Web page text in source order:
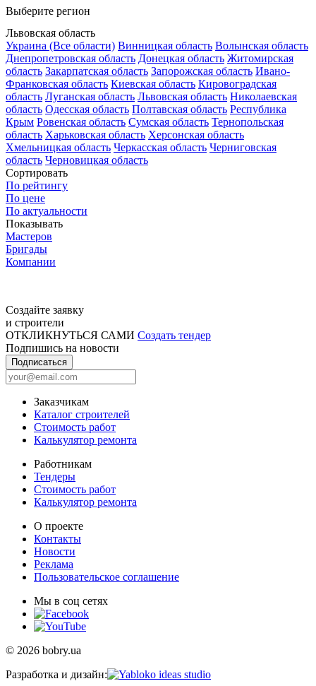
Выберите регион
Львовская область
Украина (Все области) Винницкая область Волынская область
Днепропетровская область Донецкая область Житомирская
область Закарпатская область Запорожская область Ивано-
Франковская область Киевская область Кировоградская
область Луганская область Львовская область Николаевская
область Одесская область Полтавская область Республика
Крым Ровенская область Сумская область Тернопольская
область Харьковская область Херсонская область
Хмельницкая область Черкасская область Черниговская
область Черновицкая область
Сортировать
По рейтингу
По цене
По актуальности
Показывать
Мастеров
Бригады
Компании
Создайте заявку
и строители
ОТКЛИКНУТЬСЯ САМИ Создать тендер
Подпишись на новости
Подписаться
Заказчикам
Каталог строителей
Стоимость работ
Калькулятор ремонта
Работникам
Тендеры
Стоимость работ
Калькулятор ремонта
О проекте
Контакты
Новости
Реклама
Пользовательское соглашение
Мы в соц сетях
© 2026 bobry.ua
Разработка и дизайн: